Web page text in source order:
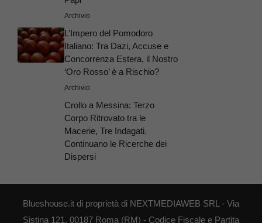
Archivio
L’Impero del Pomodoro
Italiano: Tra Dazi, Accuse e
Concorrenza Estera, il Nostro
‘Oro Rosso’ è a Rischio?
Archivio
Crollo a Messina: Terzo
Corpo Ritrovato tra le
Macerie, Tre Indagati.
Continuano le Ricerche dei
Dispersi
Blueshouse.it di proprietà di NEXTMEDIAWEB SRL - Via
Sistina 121, 00187 Roma (RM) - Codice Fiscale e Partita